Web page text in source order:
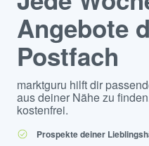
Angebote
Postfach
marktguru hilft dir
aus deiner Nähe zu
kostenfrei.
Prospekte deiner